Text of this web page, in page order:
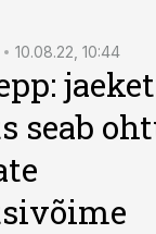
10.08.22, 10:44
seab